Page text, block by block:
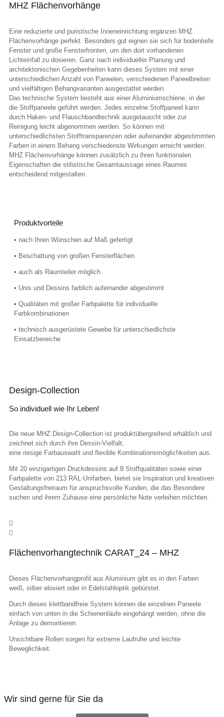
MHZ Flächenvorhänge
Eine reduzierte und puristische Inneneinrichtung ergänzen MHZ
Flächenvorhänge perfekt. Besonders gut eignen sie sich für bodentiefe
Fenster und große Fensterfronten, um den dort vorhandenen
Lichteinfall zu dosieren. Ganz nach individueller Planung und
architektonischen Gegebenheiten kann dieses System mit einer
unterschiedlichen Anzahl von Paneelen, verschiedenen Paneelbreiten
und vielfältigen Behangvarianten ausgestattet werden.
Das technische System besteht aus einer Aluminiumschiene, in der
die Stoffpaneele geführt werden. Jedes einzelne Stoffpaneel kann
durch Haken- und Flauschbandtechnik ausgetauscht oder zur
Reinigung leicht abgenommen werden. So können mit
unterschiedlichsten Stofftransparenzen oder aufeinander abgestimmten
Farben in einem Behang verschiedenste Wirkungen erreicht werden.
MHZ Flächenvorhänge können zusätzlich zu ihren funktionalen
Eigenschaften die stilistische Gesamtaussage eines Raumes
entscheidend mitgestalten.
Produktvorteile
• nach Ihren Wünschen auf Maß gefertigt
• Beschattung von großen Fensterflächen
• auch als Raumteiler möglich
• Unis und Dessins farblich aufeinander abgestimmt
• Qualitäten mit großer Farbpalette für individuelle
Farbkombinationen
• technisch ausgerüstete Gewebe für unterschiedlichste
Einsatzbereiche
Design-Collection
So individuell wie Ihr Leben!
Die neue MHZ Design-Collection ist produktübergreifend erhältlich und
zeichnet sich durch ihre Dessin-Vielfalt,
eine riesige Farbauswahl und flexible Kombinationsmöglichkeiten aus.
Mit 20 einzigartigen Druckdessins auf 8 Stoffqualitäten sowie einer
Farbpalette von 213 RAL-Unifarben, bietet sie Inspiration und kreativen
Gestaltungsfreiraum für anspruchsvolle Kunden, die das Besondere
suchen und ihrem Zuhause eine persönliche Note verleihen möchten.
Flächenvorhangtechnik CARAT_24 – MHZ
Dieses Flächenvorhangprofil aus Aluminium gibt es in den Farben
weiß, silber eloxiert oder in Edelstahloptik gebürstet.
Durch dieses klettbandfreie System können die einzelnen Paneele
einfach von unten in die Schienenläufe eingehängt werden, ohne die
Anlage zu demontieren.
Unsichtbare Rollen sorgen für extreme Laufruhe und leichte
Beweglichkeit.
Wir sind gerne für Sie da